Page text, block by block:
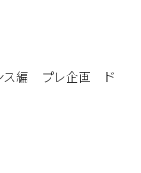
ス編 プレ企画 ド